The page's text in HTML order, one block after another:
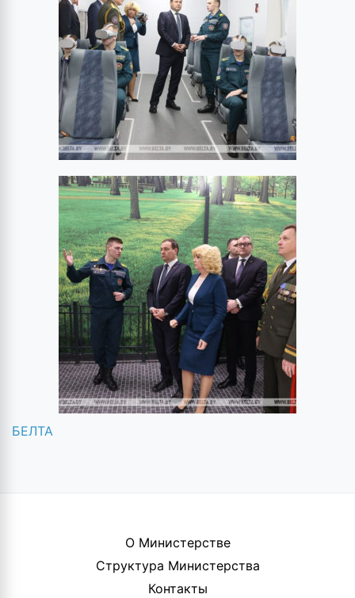
БЕЛТА
О Министерстве
Структура Министерства
Контакты